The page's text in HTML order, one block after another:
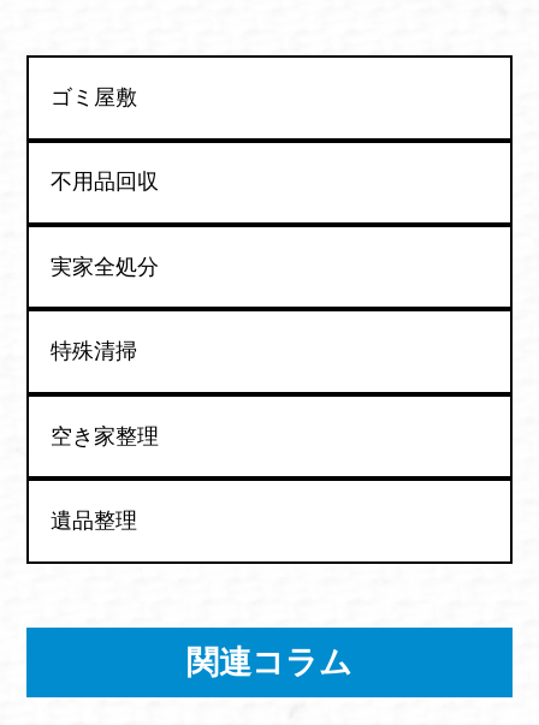
ゴミ屋敷
不用品回収
実家全処分
特殊清掃
空き家整理
遺品整理
関連コラム